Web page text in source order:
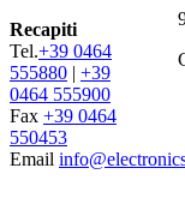
Recapiti
Tel.+39 0464
555880 | +39
0464 555900
Fax +39 0464
550453
Email